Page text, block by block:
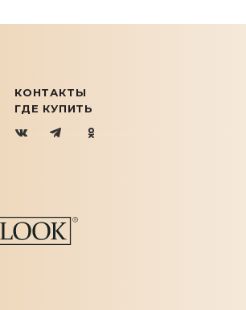
КОНТАКТЫ
ГДЕ КУПИТЬ